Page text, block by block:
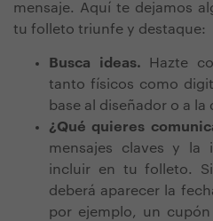
mensaje. Aquí te dejamos
tu folleto triunfe y destaque:
Busca ideas. Hazte
tanto físicos como
base al diseñador o a la
¿Qué quieres
mensajes claves y la
incluir en tu folleto.
deberá aparecer la
por ejemplo, un